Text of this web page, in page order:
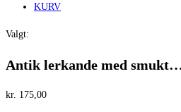
KURV
Valgt:
Antik lerkande med
kr. 175,00